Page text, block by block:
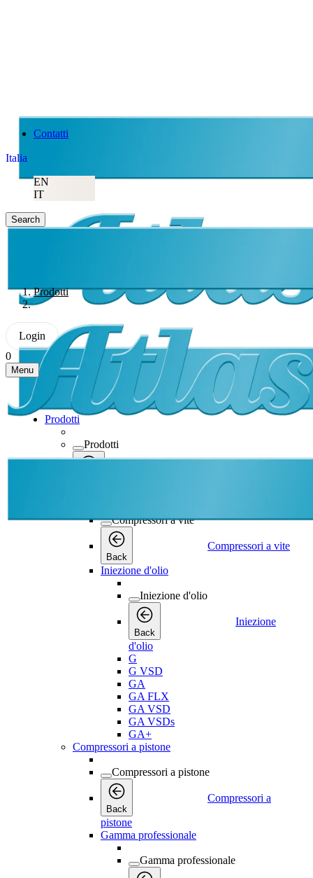
Contatti
Italia
EN
IT
Search
Prodotti
Login
0
Menu
Prodotti
Prodotti
Compressori a vite
Back
Compressori a vite
Iniezione d'olio
Iniezione d'olio
Back
Iniezione
d'olio
G
G VSD
GA
GA FLX
GA VSD
GA VSDs
GA+
Compressori a pistone
Compressori a pistone
Back
Compressori a
pistone
Gamma professionale
Gamma professionale